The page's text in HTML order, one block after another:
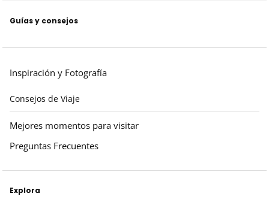
Guías y consejos
Inspiración y Fotografía
Consejos de Viaje
Mejores momentos para visitar
Preguntas Frecuentes
Explora